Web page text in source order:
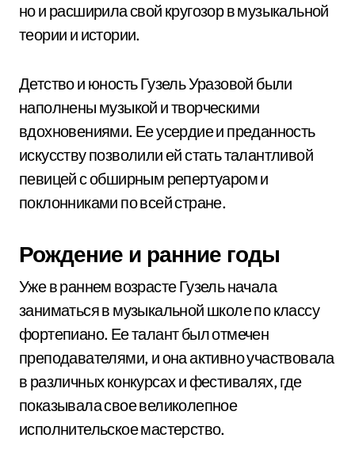
но и расширила свой кругозор в музыкальной
теории и истории.
Детство и юность Гузель Уразовой были
наполнены музыкой и творческими
вдохновениями. Ее усердие и преданность
искусству позволили ей стать талантливой
певицей с обширным репертуаром и
поклонниками по всей стране.
Рождение и ранние годы
Уже в раннем возрасте Гузель начала
заниматься в музыкальной школе по классу
фортепиано. Ее талант был отмечен
преподавателями, и она активно участвовала
в различных конкурсах и фестивалях, где
показывала свое великолепное
исполнительское мастерство.